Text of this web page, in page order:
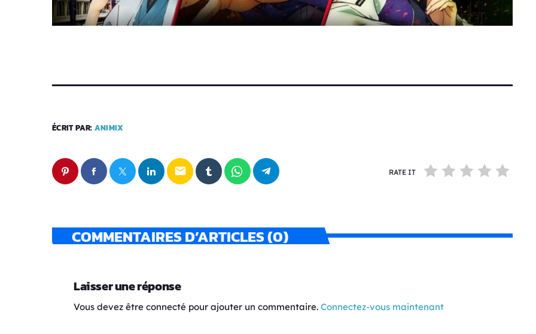
ÉCRIT PAR: ANIMIX
email RATE IT
COMMENTAIRES D’ARTICLES (0)
Laisser une réponse
Vous devez être connecté pour ajouter un commentaire. Connectez-vous maintenant